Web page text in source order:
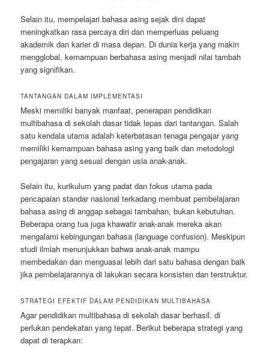
Selain itu, mempelajari bahasa asing sejak dini dapat
meningkatkan rasa percaya diri dan memperluas peluang
akademik dan karier di masa depan. Di dunia kerja yang makin
mengglobal, kemampuan berbahasa asing menjadi nilai tambah
yang signifikan.
TANTANGAN DALAM IMPLEMENTASI
Meski memiliki banyak manfaat, penerapan pendidikan
multibahasa di sekolah dasar tidak lepas dari tantangan. Salah
satu kendala utama adalah keterbatasan tenaga pengajar yang
memiliki kemampuan bahasa asing yang baik dan metodologi
pengajaran yang sesuai dengan usia anak-anak.
Selain itu, kurikulum yang padat dan fokus utama pada
pencapaian standar nasional terkadang membuat pembelajaran
bahasa asing di anggap sebagai tambahan, bukan kebutuhan.
Beberapa orang tua juga khawatir anak-anak mereka akan
mengalami kebingungan bahasa (language confusion). Meskipun
studi ilmiah menunjukkan bahwa anak-anak mampu
membedakan dan menguasai lebih dari satu bahasa dengan baik
jika pembelajarannya di lakukan secara konsisten dan terstruktur.
STRATEGI EFEKTIF DALAM PENDIDIKAN MULTIBAHASA
Agar pendidikan multibahasa di sekolah dasar berhasil, di
perlukan pendekatan yang tepat. Berikut beberapa strategi yang
dapat di terapkan: